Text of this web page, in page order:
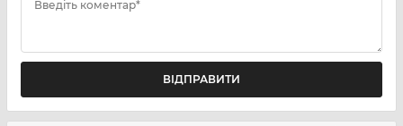
Введіть коментар*